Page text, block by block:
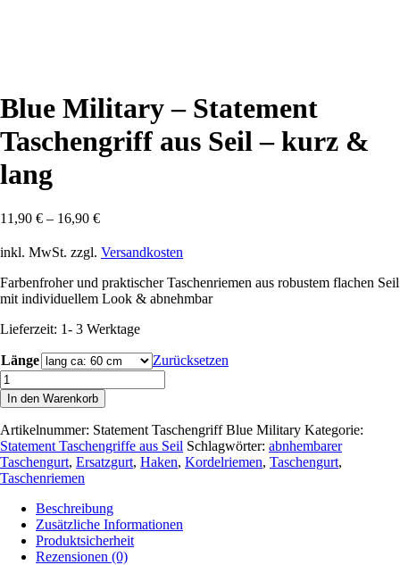
Blue Military – Statement
Taschengriff aus Seil – kurz &
lang
11,90 € – 16,90 €
inkl. MwSt. zzgl. Versandkosten
Farbenfroher und praktischer Taschenriemen aus robustem flachen Seil
mit individuellem Look & abnehmbar
Lieferzeit: 1- 3 Werktage
Länge
Zurücksetzen
Blue
Military
-
Statement
Taschengriff
aus
Seil
-
kurz
lang
Menge
In den Warenkorb
Artikelnummer: Statement Taschengriff Blue Military Kategorie:
Statement Taschengriffe aus Seil Schlagwörter: abnhembarer
Taschengurt, Ersatzgurt, Haken, Kordelriemen, Taschengurt,
Taschenriemen
Beschreibung
Zusätzliche Informationen
Produktsicherheit
Rezensionen (0)